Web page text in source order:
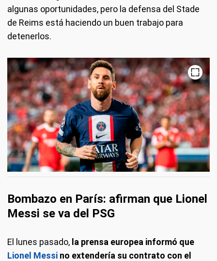
algunas oportunidades, pero la defensa del Stade
de Reims está haciendo un buen trabajo para
detenerlos.
Bombazo en París: afirman que Lionel
Messi se va del PSG
El lunes pasado, la prensa europea informó que
Lionel Messi no extendería su contrato con el